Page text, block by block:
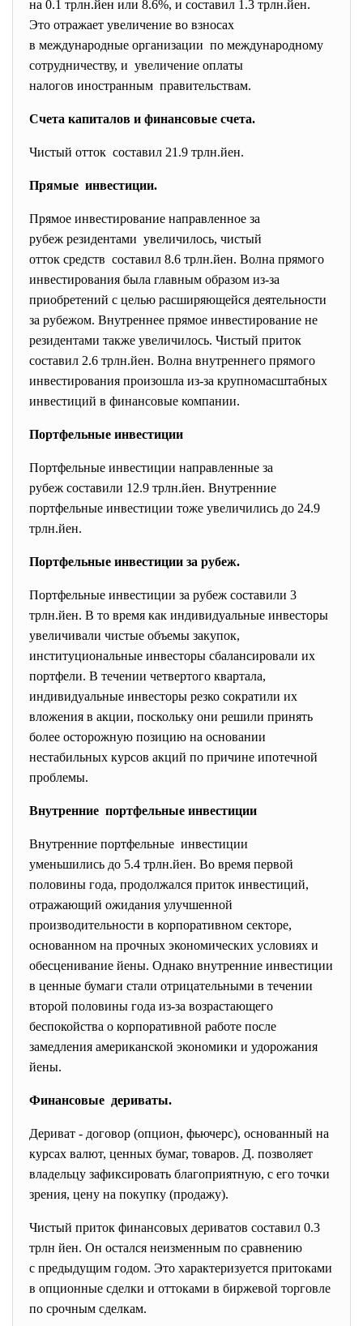
на 0.1 трлн.йен или 8.6%, и составил 1.3 трлн.йен.
Это отражает увеличение во взносах
в международные организации по международному
сотрудничеству, и увеличение оплаты
налогов иностранным правительствам.
Счета капиталов и финансовые счета.
Чистый отток составил 21.9 трлн.йен.
Прямые инвестиции.
Прямое инвестирование направленное за
рубеж резидентами увеличилось, чистый
отток средств составил 8.6 трлн.йен. Волна прямого
инвестирования была главным образом из-за
приобретений с целью расширяющейся деятельности
за рубежом. Внутреннее прямое инвестирование не
резидентами также увеличилось. Чистый приток
составил 2.6 трлн.йен. Волна внутреннего прямого
инвестирования произошла из-за крупномасштабных
инвестиций в финансовые компании.
Портфельные инвестиции
Портфельные инвестиции направленные за
рубеж составили 12.9 трлн.йен. Внутренние
портфельные инвестиции тоже увеличились до 24.9
трлн.йен.
Портфельные инвестиции за рубеж.
Портфельные инвестиции за рубеж составили 3
трлн.йен. В то время как индивидуальные инвесторы
увеличивали чистые объемы закупок,
институциональные инвесторы сбалансировали их
портфели. В течении четвертого квартала,
индивидуальные инвесторы резко сократили их
вложения в акции, поскольку они решили принять
более осторожную позицию на основании
нестабильных курсов акций по причине ипотечной
проблемы.
Внутренние портфельные инвестиции
Внутренние портфельные инвестиции
уменьшились до 5.4 трлн.йен. Во время первой
половины года, продолжался приток инвестиций,
отражающий ожидания улучшенной
производительности в корпоративном секторе,
основанном на прочных экономических условиях и
обесценивание йены. Однако внутренние инвестиции
в ценные бумаги стали отрицательными в течении
второй половины года из-за возрастающего
беспокойства о корпоративной работе после
замедления американской экономики и удорожания
йены.
Финансовые дериваты.
Дериват - договор (опцион, фьючерс), основанный на
курсах валют, ценных бумаг, товаров. Д. позволяет
владельцу зафиксировать благоприятную, с его точки
зрения, цену на покупку (продажу).
Чистый приток финансовых дериватов составил 0.3
трлн йен. Он остался неизменным по сравнению
с предыдущим годом. Это характеризуется притоками
в опционные сделки и оттоками в биржевой торговле
по срочным сделкам.